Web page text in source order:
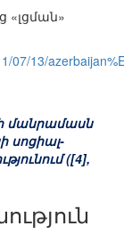
«լցման»
07/13/
մանրամասն
սոցիալ-
([4],